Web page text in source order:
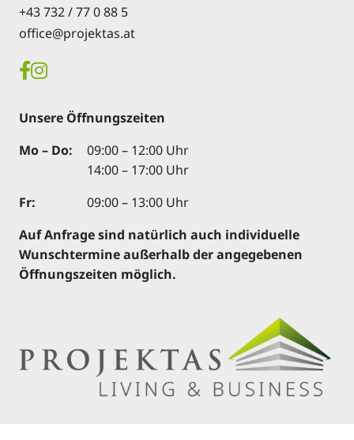
+43 732 / 77 0 88 5
office@projektas.at
Unsere Öffnungszeiten
Mo – Do:
09:00 – 12:00 Uhr
14:00 – 17:00 Uhr
Fr:
09:00 – 13:00 Uhr
Auf Anfrage sind natürlich auch individuelle
Wunschtermine außerhalb der angegebenen
Öffnungszeiten möglich.